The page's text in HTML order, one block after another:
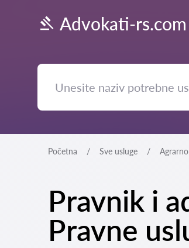
Advokati-rs.com
Početna Sve usluge
Pravnik i
Pravne